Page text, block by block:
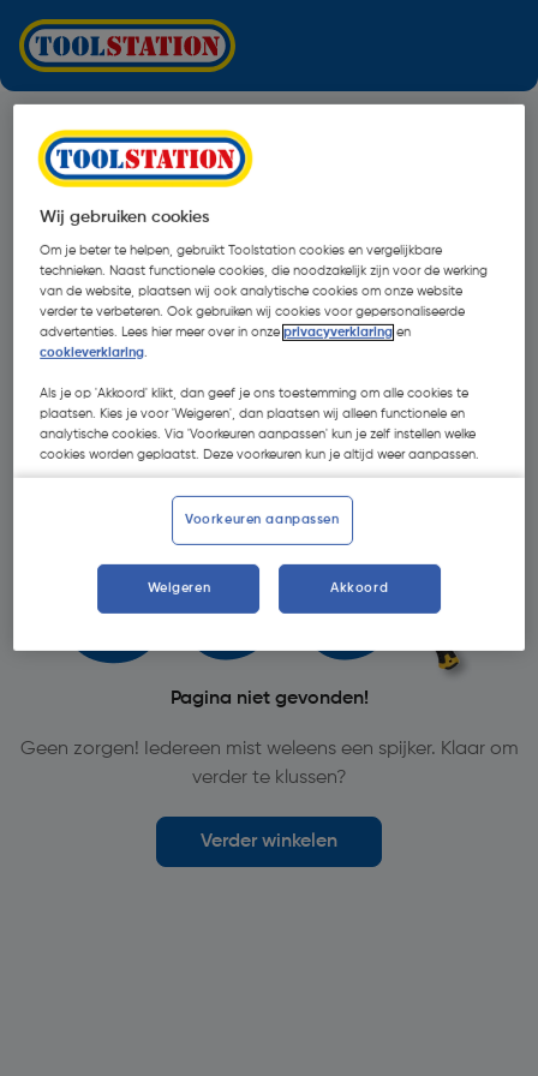
Oops!
Pagina niet gevonden!
Geen zorgen! Iedereen mist weleens een spijker. Klaar om
verder te klussen?
Verder winkelen
Wij gebruiken cookies
Om je beter te helpen, gebruikt Toolstation cookies en vergelijkbare
technieken. Naast functionele cookies, die noodzakelijk zijn voor de werking
van de website, plaatsen wij ook analytische cookies om onze website
verder te verbeteren. Ook gebruiken wij cookies voor gepersonaliseerde
advertenties. Lees hier meer over in onzeprivacyverklaring en
cookieverklaring.
Als je op 'Akkoord' klikt, dan geef je ons toestemming om alle cookies te
plaatsen. Kies je voor 'Weigeren', dan plaatsen wij alleen functionele en
analytische cookies. Via 'Voorkeuren aanpassen' kun je zelf instellen welke
cookies worden geplaatst. Deze voorkeuren kun je altijd weer aanpassen.
Voorkeuren aanpassen
Weigeren Akkoord